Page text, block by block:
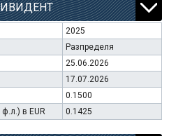
2025
Разпределя
25.06.2026
17.07.2026
0.1500
в EUR
0.1425